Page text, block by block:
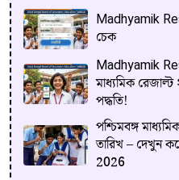
Madhyamik
চেক
Madhyamik
মাধ্যমিক
পদ্ধতি!
পশ্চিমবঙ্গ
তারিখ – দেখুন
2026